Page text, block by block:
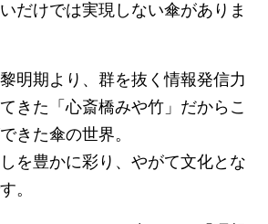
だけでは実現しない傘がありま
明期より、群を抜く情報発信力
きた「心斎橋みや竹」だからこ
きた傘の世界。
を豊かに彩り、やがて文化とな
。